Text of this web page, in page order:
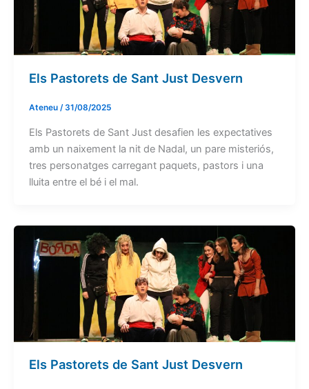
Els Pastorets de Sant Just Desvern
Ateneu /31/08/2025
Els Pastorets de Sant Just desafien les expectatives
amb un naixement la nit de Nadal, un pare misteriós,
tres personatges carregant paquets, pastors i una
lluita entre el bé i el mal.
Els Pastorets de Sant Just Desvern